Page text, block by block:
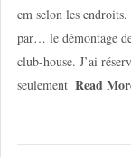
cm selon les
par… le démontage
club-house. J’ai
seulement Read